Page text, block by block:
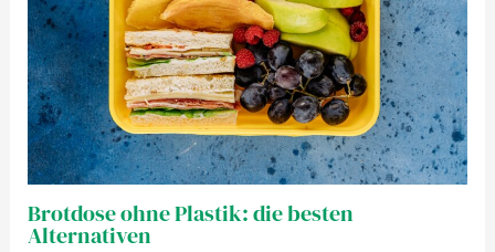
Brotdose ohne Plastik: die besten
Alternativen